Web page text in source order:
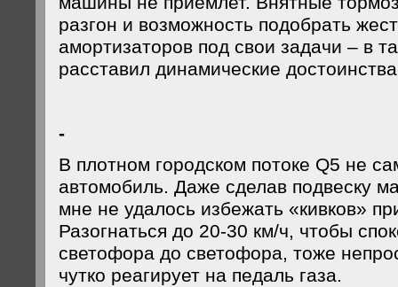
разгон и возможность подобрать
амортизаторов под свои задачи – в
расставил динамические
-
В плотном городском потоке Q5 не
автомобиль. Даже сделав подвеску
мне не удалось избежать «кивков»
Разогнаться до 20-30 км/ч, чтобы
светофора до светофора, тоже
чутко реагирует на педаль газа.